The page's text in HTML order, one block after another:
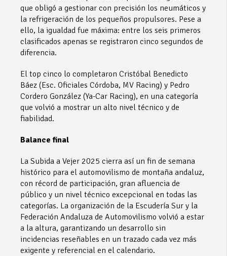
que obligó a gestionar con precisión los neumáticos y
la refrigeración de los pequeños propulsores. Pese a
ello, la igualdad fue máxima: entre los seis primeros
clasificados apenas se registraron cinco segundos de
diferencia.
El top cinco lo completaron Cristóbal Benedicto
Báez (Esc. Oficiales Córdoba, MV Racing) y Pedro
Cordero González (Ya-Car Racing), en una categoría
que volvió a mostrar un alto nivel técnico y de
fiabilidad.
Balance final
La Subida a Vejer 2025 cierra así un fin de semana
histórico para el automovilismo de montaña andaluz,
con récord de participación, gran afluencia de
público y un nivel técnico excepcional en todas las
categorías. La organización de la Escudería Sur y la
Federación Andaluza de Automovilismo volvió a estar
a la altura, garantizando un desarrollo sin
incidencias reseñables en un trazado cada vez más
exigente y referencial en el calendario.